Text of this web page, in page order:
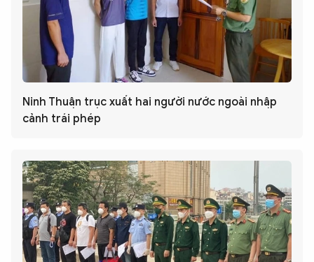
Ninh Thuận trục xuất hai người nước ngoài nhập
cảnh trái phép